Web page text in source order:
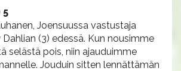
5
Joensuussa vastustaja
(3) edessä. Kun nousimme
selästä pois, niin ajauduimme
Jouduin sitten lennättämän